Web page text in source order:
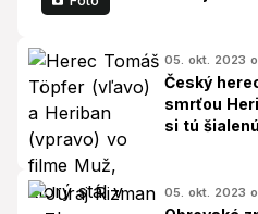
05. okt. 2023
Český
smrťou
si tú
05. okt. 2023